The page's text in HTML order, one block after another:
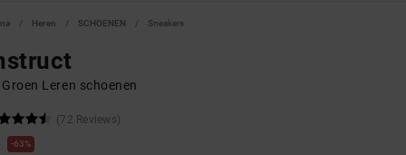
Heren SCHOENEN Sneakers
Leren schoenen
(72 Reviews)
63%